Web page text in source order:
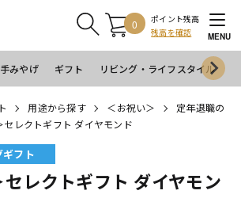
0
ポイント残高
残高を確認
MENU
手みやげ ギフト リビング・ライフスタイル
用途から探す ＜お祝い＞
定年退職の
セレクトギフト ダイヤモンド
フト
レクトギフト ダイヤモン